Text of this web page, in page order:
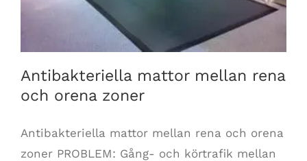
Antibakteriella mattor mellan rena
och orena zoner
Antibakteriella mattor mellan rena och orena
zoner PROBLEM: Gång- och körtrafik mellan